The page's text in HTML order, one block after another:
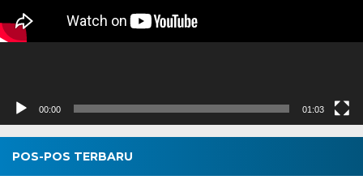
00:00 01:03
POS-POS TERBARU